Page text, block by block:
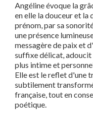
Angéline évoque la
en elle la douceur et la
prénom, par sa
une présence
messagère de paix et
suffixe délicat, adoucit
plus intime et
Elle est le reflet d'une
subtilement
française, tout en
poétique.